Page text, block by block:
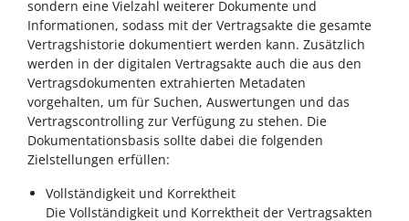
sondern eine Vielzahl weiterer Dokumente und
Informationen, sodass mit der Vertragsakte die gesamte
Vertragshistorie dokumentiert werden kann. Zusätzlich
werden in der digitalen Vertragsakte auch die aus den
Vertragsdokumenten extrahierten Metadaten
vorgehalten, um für Suchen, Auswertungen und das
Vertragscontrolling zur Verfügung zu stehen. Die
Dokumentationsbasis sollte dabei die folgenden
Zielstellungen erfüllen:
Vollständigkeit und Korrektheit
Die Vollständigkeit und Korrektheit der Vertragsakten